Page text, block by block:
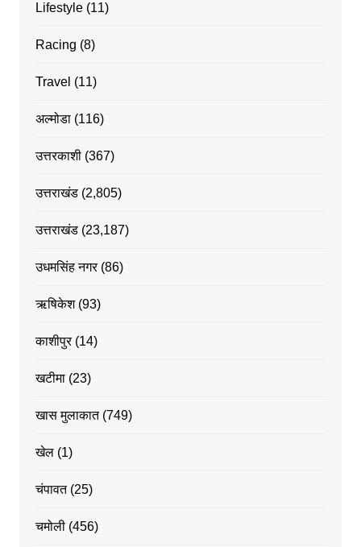
Lifestyle(11)
Racing (8)
Travel (11)
अल्मोडा(116)
उत्तरकाशी(367)
उत्तराखंड(2,805)
उत्तराखंड(23,187)
उधमसिंह नगर(86)
ऋषिकेश(93)
काशीपुर(14)
खटीमा(23)
खास मुलाकात(749)
खेल(1)
चंपावत(25)
चमोली(456)